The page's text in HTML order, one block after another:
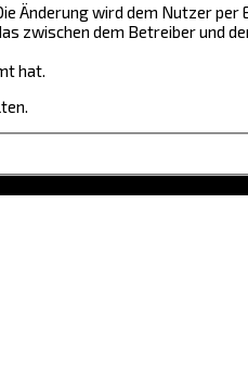
Änderung wird dem Nutzer
zwischen dem Betreiber
hat.